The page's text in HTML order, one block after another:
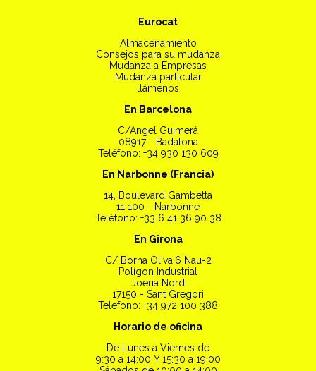
Eurocat
Almacenamiento
Consejos para su mudanza
Mudanza a Empresas
Mudanza particular
llámenos
En Barcelona
C/Angel Guimerá
08917 - Badalona
Teléfono: +34 930 130 609
En Narbonne (Francia)
14, Boulevard Gambetta
11 100 - Narbonne
Teléfono: +33 6 41 36 90 38
En Girona
C/ Borna Oliva,6 Nau-2
Polígon Industrial
Joeria Nord
17150 - Sant Gregori
Telefono: +34 972 100 388
Horario de oficina
De Lunes a Viernes de
9:30 a 14:00 Y 15:30 a 19:00